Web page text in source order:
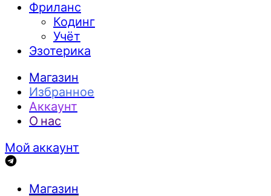
Фриланс
Кодинг
Учёт
Эзотерика
Магазин
Избранное
Аккаунт
О нас
Мой аккаунт
Магазин